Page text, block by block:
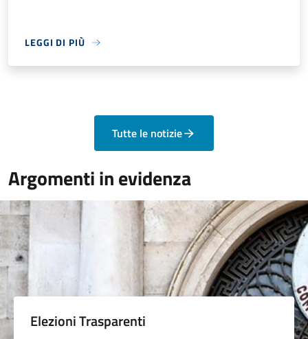
LEGGI DI PIÙ
Tutte le notizie
Argomenti in evidenza
Elezioni Trasparenti